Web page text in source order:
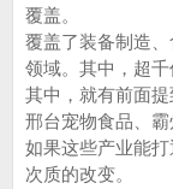
覆盖。
覆盖了装备制造
领域。其中，超千
其中，就有前面提
邢台宠物食品、霸
如果这些产业能
次质的改变。